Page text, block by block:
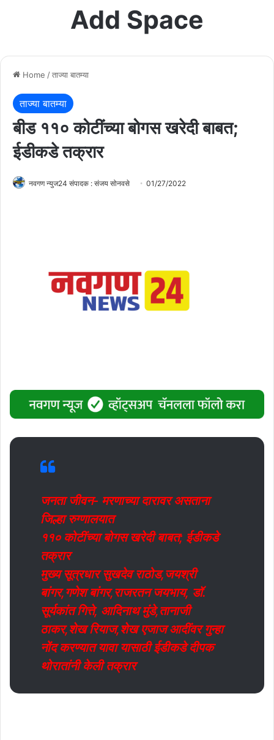
Add Space
Home /ताज्या बातम्या
ताज्या बातम्या
बीड ११० कोटींच्या बोगस खरेदी बाबत;
ईडीकडे तक्रार
नवगण न्युज24 संपादक : संजय सोनवसे 01/27/2022
जनता जीवन- मरणाच्या दारावर असताना
जिल्हा रुग्णालयात
११० कोटींच्या बोगस खरेदी बाबत; ईडीकडे
तक्रार
मुख्य सूत्रधार सुखदेव राठोड,जयश्री
बांगर,गणेश बांगर,राजरतन जयभाय, डॉ.
सूर्यकांत गित्ते, आदिनाथ मुंडे,तानाजी
ठाकर,शेख रियाज,शेख एजाज आदींवर गुन्हा
नोंद करण्यात यावा यासाठी ईडीकडे दीपक
थोरातांनी केली तक्रार